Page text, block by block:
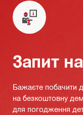
Запит
Бажаєте побачити
на безкоштовну
для погодження